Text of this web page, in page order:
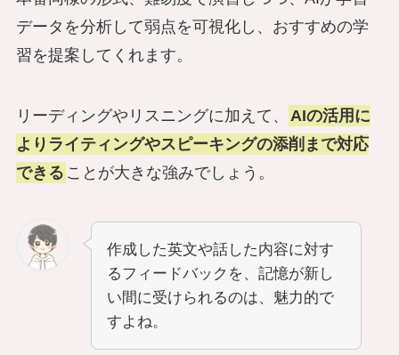
データを分析して弱点を可視化し、おすすめの学
習を提案してくれます。
リーディングやリスニングに加えて、
AIの活用に
よりライティングやスピーキングの添削まで対応
できる ことが大きな強みでしょう。
作成した英文や話した内容に対す
るフィードバックを、記憶が新し
い間に受けられるのは、魅力的で
すよね。